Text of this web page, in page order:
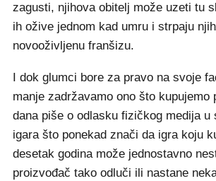
zagusti, njihova obitelj može uzeti tu
ih ožive jednom kad umru i strpaju
novooživljenu franšizu.
I dok glumci bore za pravo na svoje
manje zadržavamo ono što kupujemo
dana piše o odlasku fizičkog medija u
igara što ponekad znači da igra koju
desetak godina može jednostavno
proizvođač tako odluči ili nastane